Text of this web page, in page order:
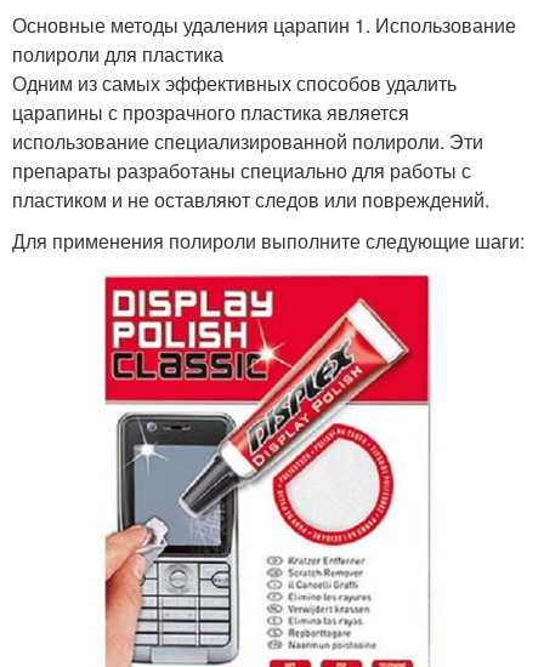
Основные методы удаления царапин 1. Использование
полироли для пластика
Одним из самых эффективных способов удалить
царапины с прозрачного пластика является
использование специализированной полироли. Эти
препараты разработаны специально для работы с
пластиком и не оставляют следов или повреждений.
Для применения полироли выполните следующие шаги: